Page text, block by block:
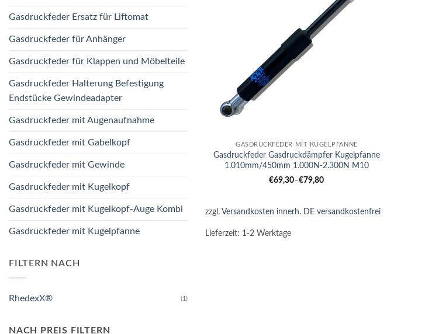
Gasdruckfeder Ersatz für Liftomat
Gasdruckfeder für Anhänger
Gasdruckfeder für Klappen und Möbelteile
Gasdruckfeder Halterung Befestigung
Endstücke Gewindeadapter
Gasdruckfeder mit Augenaufnahme
Gasdruckfeder mit Gabelkopf
Gasdruckfeder mit Gewinde
Gasdruckfeder mit Kugelkopf
Gasdruckfeder mit Kugelkopf-Auge Kombi
Gasdruckfeder mit Kugelpfanne
FILTERN NACH
RhedexX® (1)
NACH PREIS FILTERN
GASDRUCKFEDER MIT KUGELPFANNE
Gasdruckfeder Gasdruckdämpfer Kugelpfanne
1.010mm/450mm 1.000N-2.300N M10
€69,30–€79,80
zzgl. Versandkosten innerh. DE versandkostenfrei
Lieferzeit: 1-2 Werktage